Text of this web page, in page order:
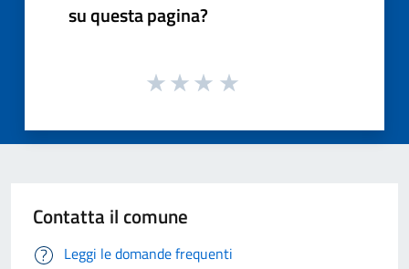
su questa pagina?
Contatta il comune
Leggi le domande frequenti